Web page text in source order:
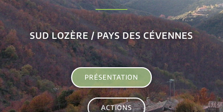
SUD LOZÈRE / PAYS DES CÉVENNES
PRÉSENTATION
ACTIONS